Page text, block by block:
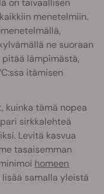
on taivaallisen
menetelmiin.
ne suoraan
pitää lämpimästä,
itämisen
kuinka tämä nopea
sirkkalehteä
Levitä kasvua
tasaisemman
homeen
samalla yleistä